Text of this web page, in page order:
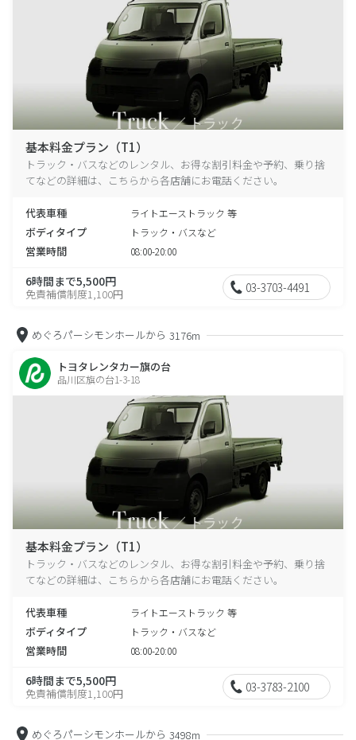
基本料金プラン（T1）
トラック・バスなどのレンタル、お得な割引料金や予約、乗り捨
てなどの詳細は、こちらから各店舗にお電話ください。
代表車種 ライトエーストラック 等
ボディタイプ トラック・バスなど
営業時間 08:00-20:00
6時間まで5,500円
免責補償制度1,100円 03-3703-4491
めぐろパーシモンホールから 3176m
トヨタレンタカー旗の台
品川区旗の台1-3-18
基本料金プラン（T1）
トラック・バスなどのレンタル、お得な割引料金や予約、乗り捨
てなどの詳細は、こちらから各店舗にお電話ください。
代表車種 ライトエーストラック 等
ボディタイプ トラック・バスなど
営業時間 08:00-20:00
6時間まで5,500円
免責補償制度1,100円 03-3783-2100
めぐろパーシモンホールから 3498m